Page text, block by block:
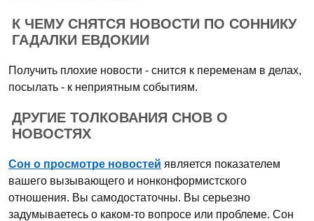
К ЧЕМУ СНЯТСЯ НОВОСТИ ПО СОННИКУ
ГАДАЛКИ ЕВДОКИИ
Получить плохие новости - снится к переменам в делах,
посылать - к неприятным событиям.
ДРУГИЕ ТОЛКОВАНИЯ СНОВ О
НОВОСТЯХ
Сон о просмотре новостей является показателем
вашего вызывающего и нонконформистского
отношения. Вы самодостаточны. Вы серьезно
задумываетесь о каком-то вопросе или проблеме. Сон